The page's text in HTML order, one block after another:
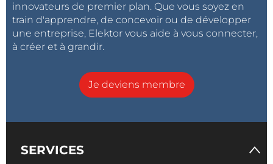
innovateurs de premier plan. Que vous soyez en
train d'apprendre, de concevoir ou de développer
une entreprise, Elektor vous aide à vous connecter,
à créer et à grandir.
Je deviens membre
SERVICES